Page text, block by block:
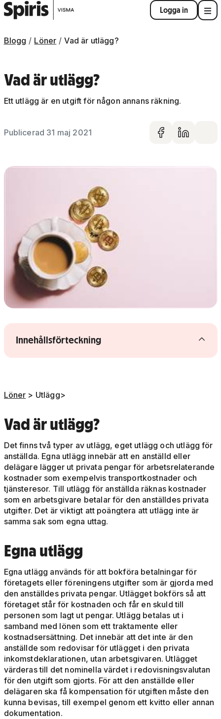
Logga in
Blogg Löner Vad är utlägg?
Vad är utlägg?
Ett utlägg är en utgift för någon annans räkning.
Publicerad 31 maj 2021 Dela på
Dela
Gå vidare till artikelns
innehåll
Visa/dölj innehållsförteckning
Innehållsförteckning
Löner > Utlägg>
Vad är utlägg?
Det finns två typer av utlägg, eget utlägg och utlägg för
anställda. Egna utlägg innebär att en anställd eller
delägare lägger ut privata pengar för arbetsrelaterande
kostnader som exempelvis transportkostnader och
tjänsteresor. Till utlägg för anställda räknas kostnader
som en arbetsgivare betalar för den anställdes privata
utgifter. Det är viktigt att poängtera att utlägg inte är
samma sak som egna uttag.
Egna utlägg
Egna utlägg används för att bokföra betalningar för
företagets eller föreningens utgifter som är gjorda med
den anställdes privata pengar. Utlägget bokförs så att
företaget står för kostnaden och får en skuld till
personen som lagt ut pengar. Utlägg betalas ut i
samband med lönen som ett traktamente eller
kostnadsersättning. Det innebär att det inte är den
anställde som redovisar för utlägget i den privata
inkomstdeklarationen, utan arbetsgivaren. Utlägget
värderas till det nominella värdet i redovisningsvalutan
för den utgift som gjorts. För att den anställde eller
delägaren ska få kompensation för utgiften måste den
kunna bevisas, till exempel genom ett kvitto eller annan
dokumentation.